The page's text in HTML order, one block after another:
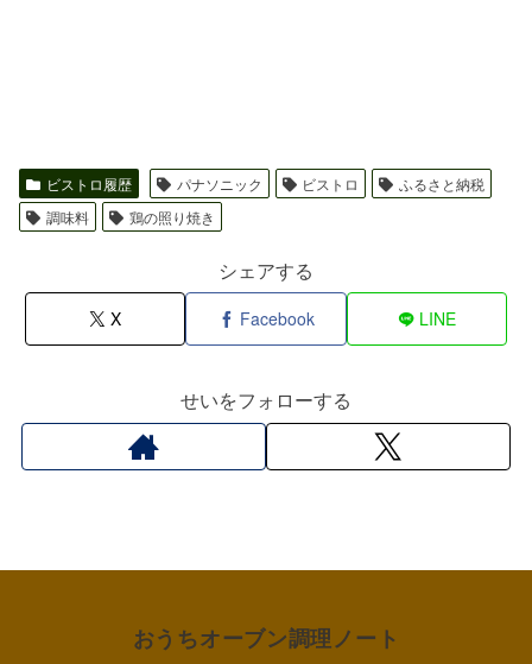
ビストロ履歴 パナソニック ビストロ
ふるさと納税
調味料
鶏の照り焼き
シェアする
X Facebook LINE
せいをフォローする
おうちオーブン調理ノート